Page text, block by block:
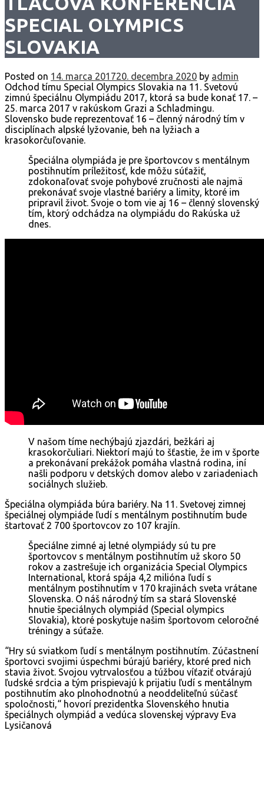
SPECIAL OLYMPICS
SLOVAKIA
Posted on 14. marca 201720. decembra 2020 by admin
Odchod tímu Special Olympics Slovakia na 11. Svetovú
zimnú špeciálnu Olympiádu 2017, ktorá sa bude konať 17. –
25. marca 2017 v rakúskom Grazi a Schladmingu.
Slovensko bude reprezentovať 16 – členný národný tím v
disciplínach alpské lyžovanie, beh na lyžiach a
krasokorčuľovanie.
Špeciálna olympiáda je pre športovcov s mentálnym
postihnutím príležitosť, kde môžu súťažiť,
zdokonaľovať svoje pohybové zručnosti ale najmä
prekonávať svoje vlastné bariéry a limity, ktoré im
pripravil život. Svoje o tom vie aj 16 – členný slovenský
tím, ktorý odchádza na olympiádu do Rakúska už
dnes.
V našom tíme nechýbajú zjazdári, bežkári aj
krasokorčuliari. Niektorí majú to šťastie, že im v športe
a prekonávaní prekážok pomáha vlastná rodina, iní
našli podporu v detských domov alebo v zariadeniach
sociálnych služieb.
Špeciálna olympiáda búra bariéry. Na 11. Svetovej zimnej
špeciálnej olympiáde ľudí s mentálnym postihnutím bude
štartovať 2 700 športovcov zo 107 krajín.
Špeciálne zimné aj letné olympiády sú tu pre
športovcov s mentálnym postihnutím už skoro 50
rokov a zastrešuje ich organizácia Special Olympics
International, ktorá spája 4,2 milióna ľudí s
mentálnym postihnutím v 170 krajinách sveta vrátane
Slovenska. O náš národný tím sa stará Slovenské
hnutie špeciálnych olympiád (Special olympics
Slovakia), ktoré poskytuje našim športovom celoročné
tréningy a súťaže.
“Hry sú sviatkom ľudí s mentálnym postihnutím. Zúčastnení
športovci svojimi úspechmi búrajú bariéry, ktoré pred nich
stavia život. Svojou vytrvalosťou a túžbou víťaziť otvárajú
ľudské srdcia a tým prispievajú k prijatiu ľudí s mentálnym
postihnutím ako plnohodnotnú a neoddeliteľnú súčasť
spoločnosti,“ hovorí prezidentka Slovenského hnutia
špeciálnych olympiád a vedúca slovenskej výpravy Eva
Lysičanová